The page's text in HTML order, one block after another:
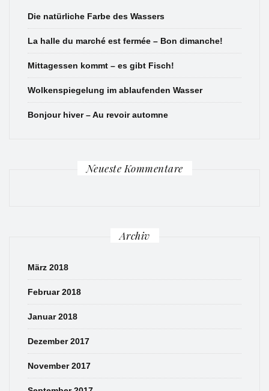
Die natürliche Farbe des Wassers
La halle du marché est fermée – Bon dimanche!
Mittagessen kommt – es gibt Fisch!
Wolkenspiegelung im ablaufenden Wasser
Bonjour hiver – Au revoir automne
Neueste Kommentare
Archiv
März 2018
Februar 2018
Januar 2018
Dezember 2017
November 2017